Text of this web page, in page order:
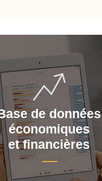
de données
économiques
et financières